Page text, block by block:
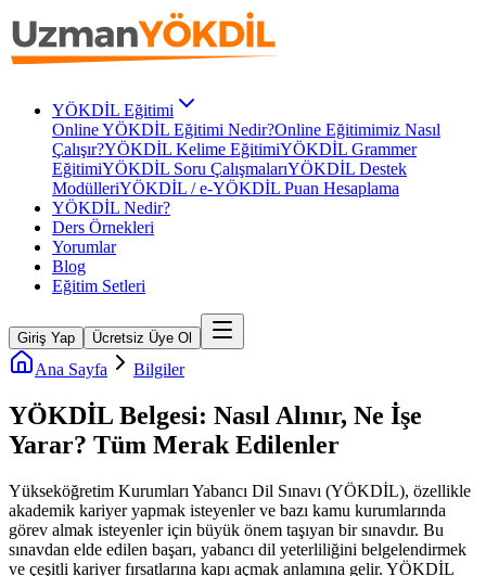
YÖKDİL Eğitimi
Online YÖKDİL Eğitimi Nedir?Online Eğitimimiz Nasıl
Çalışır?YÖKDİL Kelime EğitimiYÖKDİL Grammer
EğitimiYÖKDİL Soru ÇalışmalarıYÖKDİL Destek
ModülleriYÖKDİL / e-YÖKDİL Puan Hesaplama
YÖKDİL Nedir?
Ders Örnekleri
Yorumlar
Blog
Eğitim Setleri
Giriş Yap Ücretsiz Üye Ol
Ana Sayfa Bilgiler
YÖKDİL Belgesi: Nasıl Alınır, Ne İşe
Yarar? Tüm Merak Edilenler
Yükseköğretim Kurumları Yabancı Dil Sınavı (YÖKDİL), özellikle
akademik kariyer yapmak isteyenler ve bazı kamu kurumlarında
görev almak isteyenler için büyük önem taşıyan bir sınavdır. Bu
sınavdan elde edilen başarı, yabancı dil yeterliliğini belgelendirmek
ve çeşitli kariyer fırsatlarına kapı açmak anlamına gelir. YÖKDİL